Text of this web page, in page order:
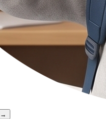
→